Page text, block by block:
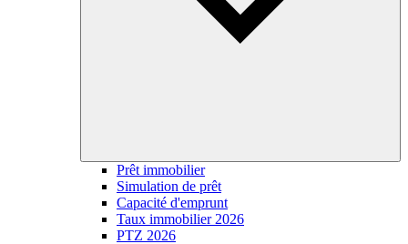
Prêt immobilier
Simulation de prêt
Capacité d'emprunt
Taux immobilier 2026
PTZ 2026